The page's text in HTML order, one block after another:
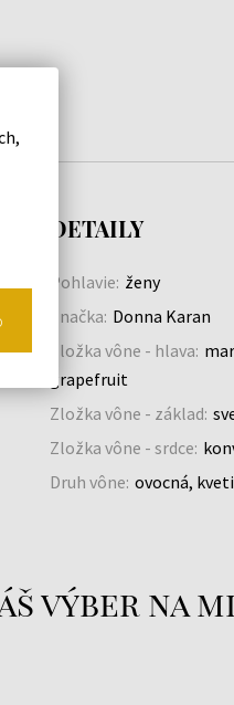
DETAILY
Pohlavie: ženy
Značka: Donna Karan
Zložka vône - hlava:
grapefruit
Zložka vône - základ:
Zložka vône - srdce:
Druh vône: ovocná,
výber na